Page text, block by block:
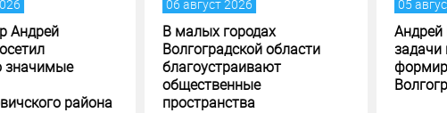
В малых городах
Волгоградской области
благоустраивают
пространства
Андрей Бочаров поставил
задачи по исполнению и
формированию бюджета
Волгоградской области